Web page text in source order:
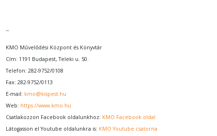
--
KMO Művelődési Központ és Könyvtár
Cím: 1191 Budapest, Teleki u. 50.
Telefon: 282-9752/0108
Fax: 282-9752/0113
E-mail: kmo@kispest.hu
Web: https://www.kmo.hu
Csatlakozzon Facebook oldalunkhoz: KMO Facebook oldal
Látogasson el Youtube oldalunkra is: KMO Youtube csatorna